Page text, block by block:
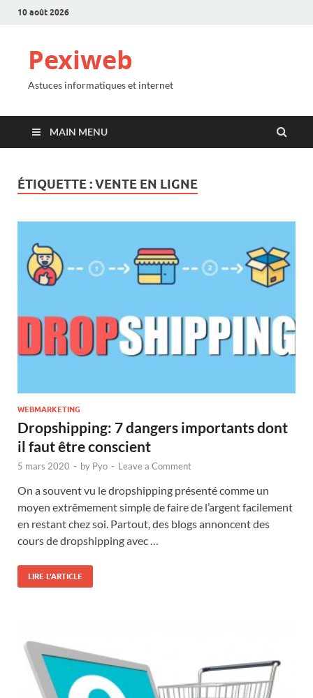
10 août 2026
Pexiweb
Astuces informatiques et internet
MAIN MENU
ÉTIQUETTE :VENTE EN LIGNE
WEBMARKETING
Dropshipping: 7 dangers importants dont
il faut être conscient
5 mars 2020 - by Pyo - Leave a Comment
On a souvent vu le dropshipping présenté comme un
moyen extrêmement simple de faire de l’argent facilement
en restant chez soi. Partout, des blogs annoncent des
cours de dropshipping avec …
LIRE L'ARTICLE